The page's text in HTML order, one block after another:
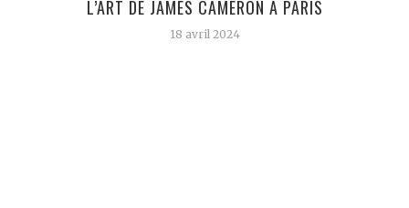
L’ART DE JAMES CAMERON À PARIS
18 avril 2024